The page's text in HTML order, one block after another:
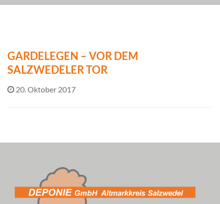
GARDELEGEN – VOR DEM
SALZWEDELER TOR
20. Oktober 2017